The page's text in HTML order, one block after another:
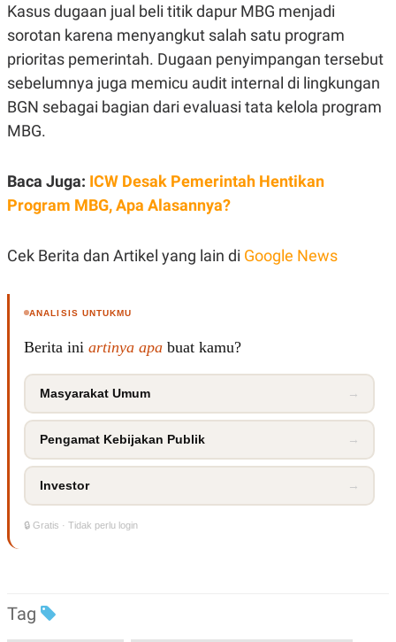
A
A
C
D
E
M
Y
S
E
L
A
S
E
.
L
N
A
N
A
K
N
J
A
T
N
P
R
V
E
T
I
I
G
K
D
I
Kasus dugaan jual beli titik dapur MBG menjadi
sorotan karena menyangkut salah satu program
prioritas pemerintah. Dugaan penyimpangan tersebut
sebelumnya juga memicu audit internal di lingkungan
BGN sebagai bagian dari evaluasi tata kelola program
MBG.
Baca Juga: ICW Desak Pemerintah Hentikan
Program MBG, Apa Alasannya?
Cek Berita dan Artikel yang lain di Google News
ANALISIS UNTUKMU
Berita ini artinya apa buat kamu?
Masyarakat Umum →
Pengamat Kebijakan Publik →
Investor →
🔒 Gratis · Tidak perlu login
Tag